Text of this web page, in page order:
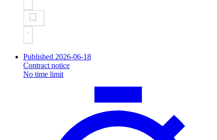
Published 2026-06-18
Contract notice
No time limit